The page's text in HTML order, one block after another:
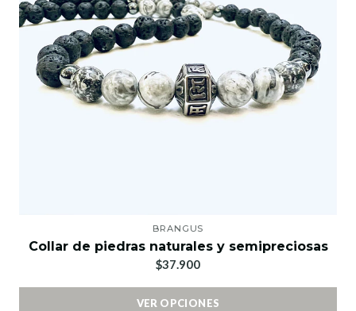
BRANGUS
Collar de piedras naturales y semipreciosas
$37.900
VER OPCIONES